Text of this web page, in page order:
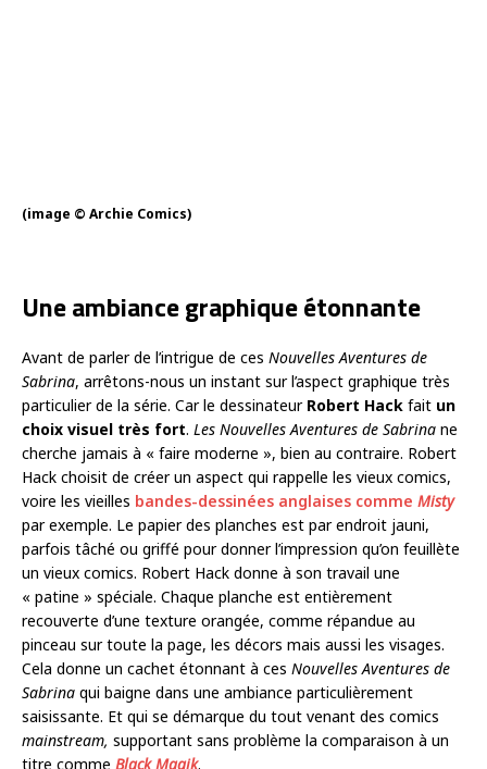
(image © Archie Comics)
Une ambiance graphique étonnante
Avant de parler de l’intrigue de ces Nouvelles Aventures de
Sabrina, arrêtons-nous un instant sur l’aspect graphique très
particulier de la série. Car le dessinateur Robert Hack fait un
choix visuel très fort. Les Nouvelles Aventures de Sabrina ne
cherche jamais à « faire moderne », bien au contraire. Robert
Hack choisit de créer un aspect qui rappelle les vieux comics,
voire les vieilles bandes-dessinées anglaises comme Misty
par exemple. Le papier des planches est par endroit jauni,
parfois tâché ou griffé pour donner l’impression qu’on feuillète
un vieux comics. Robert Hack donne à son travail une
« patine » spéciale. Chaque planche est entièrement
recouverte d’une texture orangée, comme répandue au
pinceau sur toute la page, les décors mais aussi les visages.
Cela donne un cachet étonnant à ces Nouvelles Aventures de
Sabrina qui baigne dans une ambiance particulièrement
saisissante. Et qui se démarque du tout venant des comics
mainstream, supportant sans problème la comparaison à un
titre comme Black Magik.